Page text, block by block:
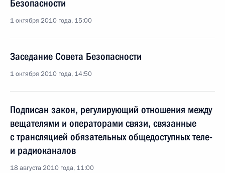
Безопасности
1 октября 2010 года, 15:00
Заседание Совета Безопасности
1 октября 2010 года, 14:50
Подписан закон, регулирующий отношения между
вещателями и операторами связи, связанные
с трансляцией обязательных общедоступных теле-
и радиоканалов
18 августа 2010 года, 11:00